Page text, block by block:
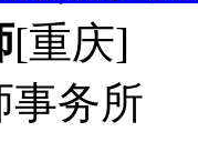
[重庆]
事务所